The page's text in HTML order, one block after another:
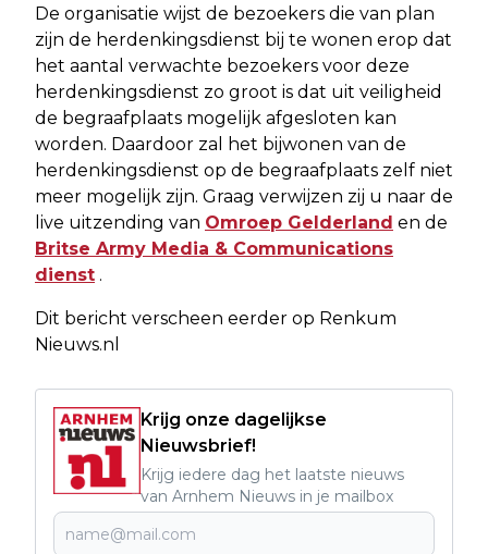
De organisatie wijst de bezoekers die van plan
zijn de herdenkingsdienst bij te wonen erop dat
het aantal verwachte bezoekers voor deze
herdenkingsdienst zo groot is dat uit veiligheid
de begraafplaats mogelijk afgesloten kan
worden. Daardoor zal het bijwonen van de
herdenkingsdienst op de begraafplaats zelf niet
meer mogelijk zijn. Graag verwijzen zij u naar de
live uitzending van Omroep Gelderland en de
Britse Army Media & Communications
dienst .
Dit bericht verscheen eerder op Renkum
Nieuws.nl
Krijg onze dagelijkse
Nieuwsbrief!
Krijg iedere dag het laatste nieuws
van Arnhem Nieuws in je mailbox